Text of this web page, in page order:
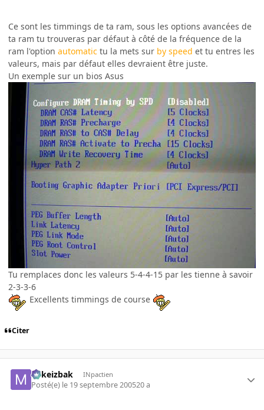
Ce sont les timmings de ta ram, sous les options avancées de
ta ram tu trouveras par défaut à côté de la fréquence de la
ram l'option automatic tu la mets sur by speed et tu entres les
valeurs, mais par défaut elles devraient être juste.
Un exemple sur un bios Asus
Tu remplaces donc les valeurs 5-4-4-15 par les tienne à savoir
2-3-3-6
Excellents timmings de course
Citer
Mikeizbak INpactien
Posté(e) le 19 septembre 200520 a